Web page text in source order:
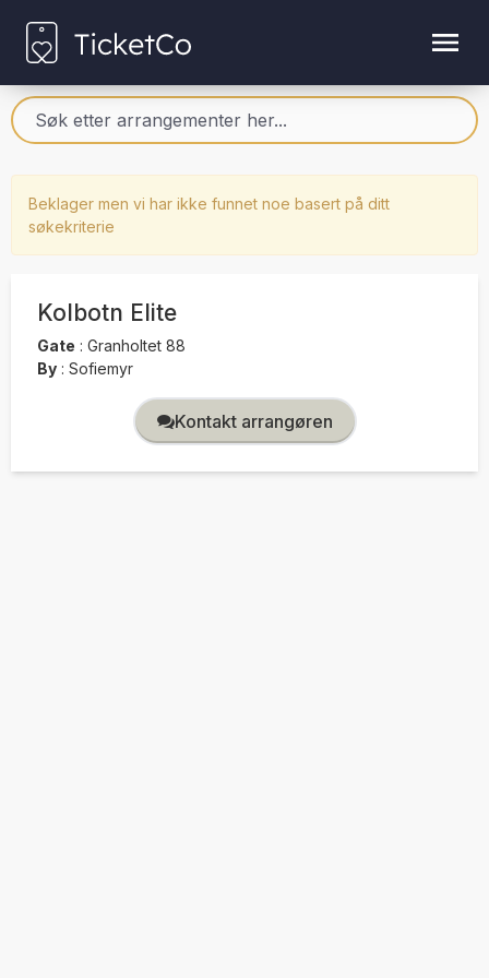
Beklager men vi har ikke funnet noe basert på ditt
søkekriterie
Kolbotn Elite
Gate : Granholtet 88
By : Sofiemyr
Kontakt arrangøren